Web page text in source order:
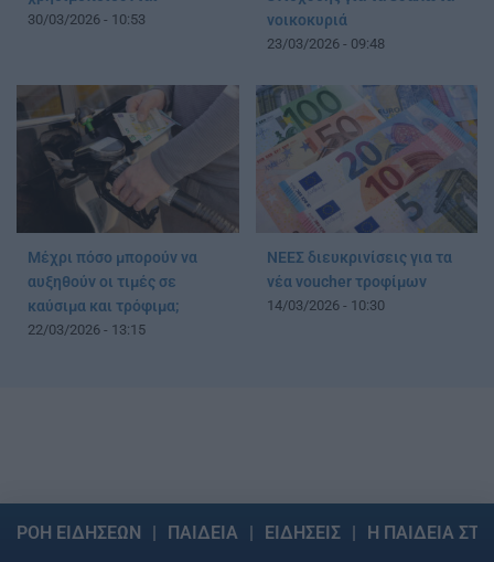
30/03/2026 - 10:53
νοικοκυριά
23/03/2026 - 09:48
Μέχρι πόσο μπορούν να
αυξηθούν οι τιμές σε
καύσιμα και τρόφιμα;
22/03/2026 - 13:15
ΝΕΕΣ διευκρινίσεις για τα
νέα voucher τροφίμων
14/03/2026 - 10:30
ΡΟΗ ΕΙΔΗΣΕΩΝ ΠΑΙΔΕΙΑ ΕΙΔΗΣΕΙΣ Η ΠΑΙΔΕΙΑ